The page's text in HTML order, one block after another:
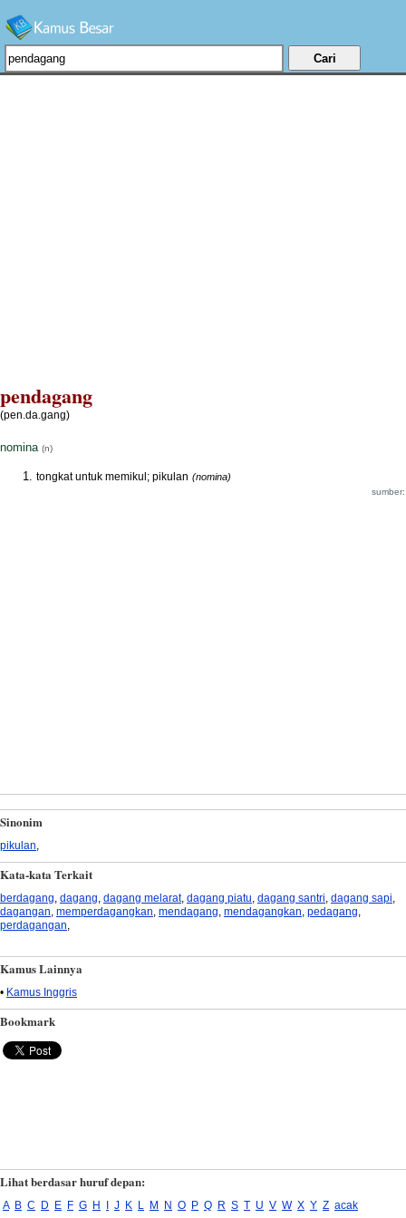
pendagang
(pen.da.gang)
nomina (n)
tongkat untuk memikul; pikulan (nomina)
Sinonim
pikulan
Kata-kata Terkait
berdagang, dagang, dagang melarat, dagang piatu, dagang santri, dagang sapi,
dagangan, memperdagangkan, mendagang, mendagangkan, pedagang,
perdagangan,
Kamus Lainnya
• Kamus Inggris
Bookmark
Lihat berdasar huruf depan:
A B C D E F G H I J K L M N O P Q R S T U V W X Y Z acak